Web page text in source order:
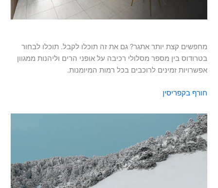
מחפשים קצת יותר אתגר? גם את זה תוכלו לקבל. תוכלו לבחור
בטרודוס בין מספר מסלולי רכיבה על אופני הרים וליהנות ממגוון
אפשרויות זמינים לרוכבים בכל רמות המיומנות.
חורף בקפריסין